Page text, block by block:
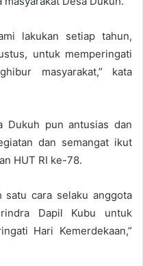
lakukan setiap tahun,
untuk memperingati
masyarakat,” kata
Dukuh pun antusias dan
dan semangat ikut
HUT RI ke-78.
satu cara selaku anggota
Dapil Kubu untuk
Hari Kemerdekaan,”